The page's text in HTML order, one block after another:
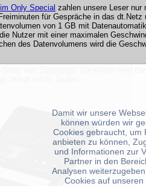
Only Special zahlen unsere Leser nur
für Gespräche in das dt.Netz
von 1 GB mit
Nutzer mit einer maximalen
des Datenvolumens wird die
von
Vorrat reicht, laufen.
Damit wir unsere
können würden wir
Cookies gebraucht, um
anbieten zu können,
und Informationen zur
Partner in den
Analysen
Cookies auf